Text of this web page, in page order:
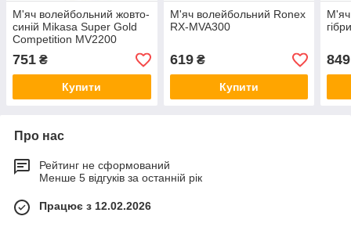
М'яч волейбольний жовто-
синій Mikasa Super Gold
Competition MV2200
751 ₴
Купити
М'яч волейбольний Ronex
RX-MVA300
619₴
Купити
849
Про нас
Рейтинг не сформований
Менше 5 відгуків за останній рік
Працює з 12.02.2026